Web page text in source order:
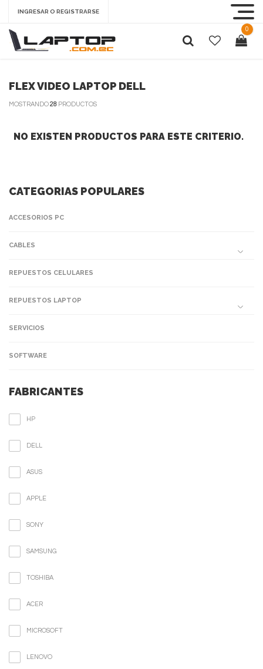
INGRESAR O REGISTRARSE
0
FLEX VIDEO LAPTOP DELL
MOSTRANDO28 PRODUCTOS
NO EXISTEN PRODUCTOS PARA ESTE CRITERIO.
CATEGORIAS POPULARES
ACCESORIOS PC
CABLES
REPUESTOS CELULARES
REPUESTOS LAPTOP
SERVICIOS
SOFTWARE
FABRICANTES
HP
DELL
ASUS
APPLE
SONY
SAMSUNG
TOSHIBA
ACER
MICROSOFT
LENOVO